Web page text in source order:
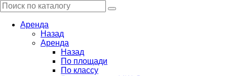
Аренда
Назад
Аренда
Назад
По площади
По классу